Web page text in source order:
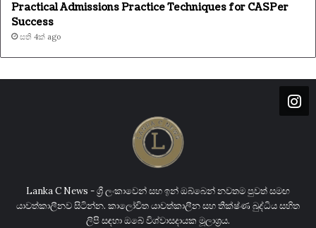
Practical Admissions Practice Techniques for CASPer
Success
සති 4ක් ago
Lanka C News - ශ්‍රී ලංකාවෙන් සහ ඉන් ඔබ්බෙන් නවතම පුවත් සමඟ
යාවත්කාලීනව සිටින්න. කාලෝචිත යාවත්කාලීන සහ තීක්ෂ්ණ බුද්ධිය සහිත
ලිපි සඳහා ඔබේ විශ්වාසදායක මූලාශ්‍රය.